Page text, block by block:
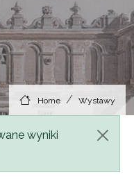
Home Wystawy
wyniki